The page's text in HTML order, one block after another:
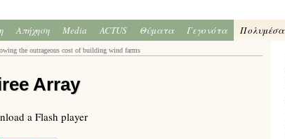
Απήχηση Media ACTUS Θύματα Γεγονότα Πολυμέσα
the outrageous cost of building wind farms
Array
a Flash player